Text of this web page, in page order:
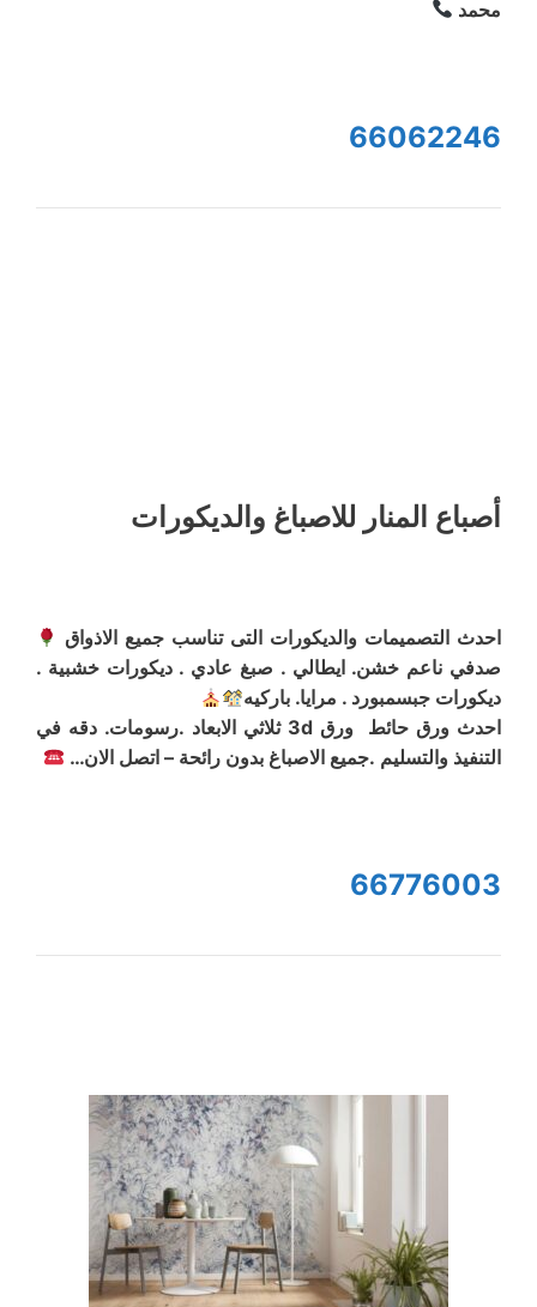
محمد
66062246
أصباع المنار للاصباغ والديكورات
احدث التصميمات والديكورات التى تناسب جميع الاذواق
صدفي ناعم خشن. ايطالي . صبغ عادي . ديكورات خشبية .
ديكورات جبسمبورد . مرايا. باركيه
احدث ورق حائط ورق 3d ثلاثي الابعاد .رسومات. دقه في
التنفيذ والتسليم .جميع الاصباغ بدون رائحة – اتصل الان…
66776003